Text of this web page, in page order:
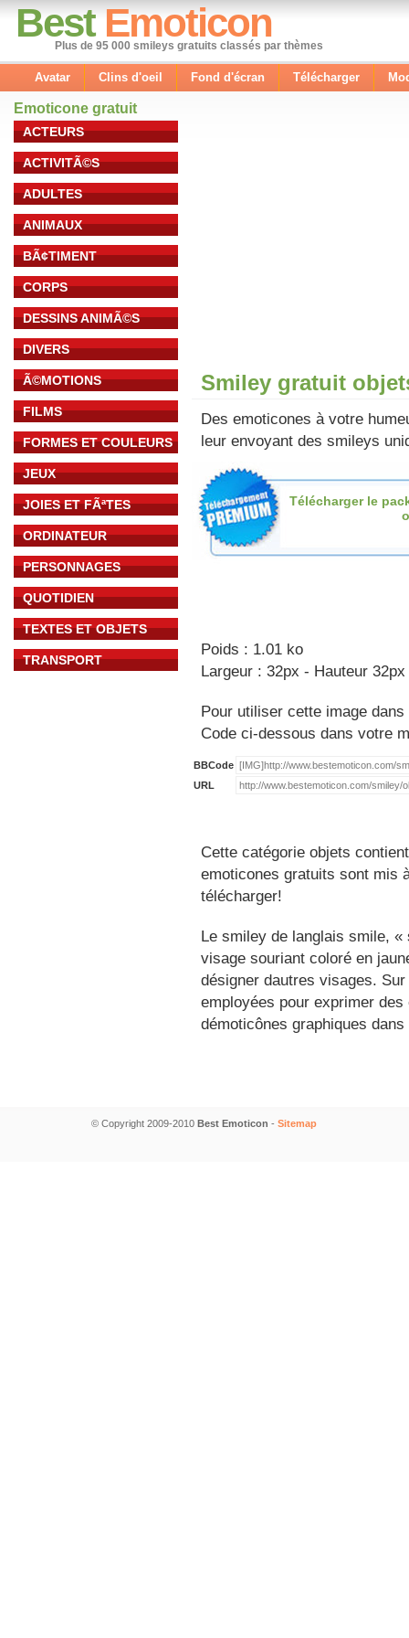
Best Emoticon
Plus de 95 000 smileys gratuits classés par thèmes
Avatar Clins d'oeil Fond d'écran Télécharger
Emoticone gratuit
ACTEURS
ACTIVITÃ©S
ADULTES
ANIMAUX
BÃ¢TIMENT
CORPS
DESSINS ANIMÃ©S
DIVERS
Ã©MOTIONS
FILMS
FORMES ET COULEURS
JEUX
JOIES ET FÃªTES
ORDINATEUR
PERSONNAGES
QUOTIDIEN
TEXTES ET OBJETS
TRANSPORT
Smiley gratuit
Des emoticones à votre
leur envoyant des smileys
Télécharger le
Poids : 1.01 ko
Largeur : 32px - Hauteur 32px
Pour utiliser cette image
Code ci-dessous dans votre
BBCode
URL
Cette catégorie objets
emoticones gratuits sont mis
télécharger!
Le smiley de langlais smile,
visage souriant coloré en
désigner dautres visages.
employées pour exprimer
démoticônes graphiques
© Copyright 2009-2010 Best Emoticon - Sitemap